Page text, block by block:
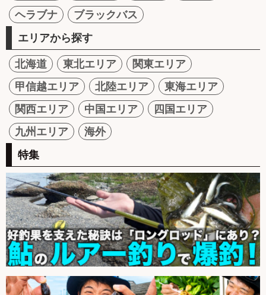
ヘラブナ
ブラックバス
エリアから探す
北海道 東北エリア
関東エリア
甲信越エリア
北陸エリア
東海エリア
関西エリア
中国エリア
四国エリア
九州エリア
海外
特集